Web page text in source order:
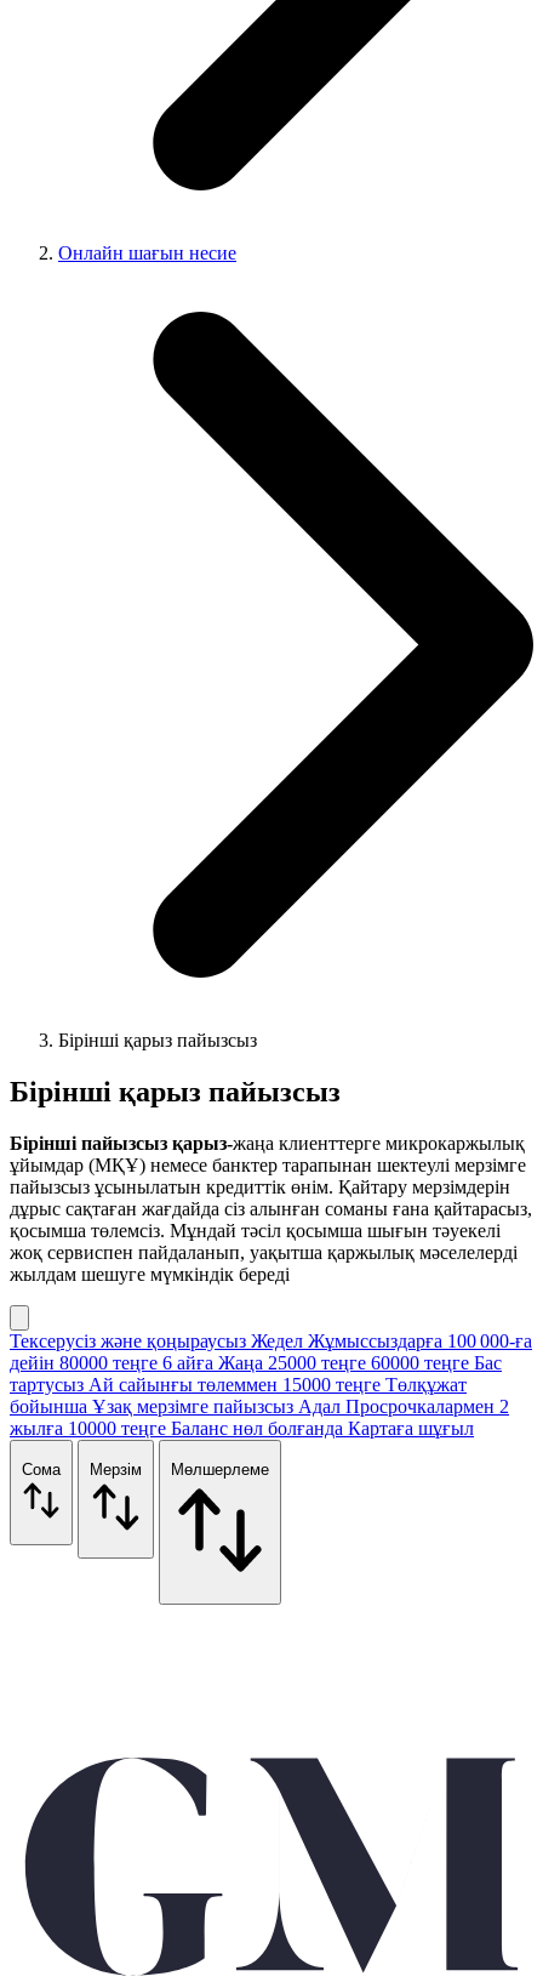
Онлайн шағын несие
Бірінші қарыз пайызсыз
Бірінші қарыз пайызсыз
Бірінші пайызсыз қарыз-жаңа клиенттерге микрокаржылық
ұйымдар (МҚҰ) немесе банктер тарапынан шектеулі мерзімге
пайызсыз ұсынылатын кредиттік өнім. Қайтару мерзімдерін
дұрыс сақтаған жағдайда сіз алынған соманы ғана қайтарасыз,
қосымша төлемсіз. Мұндай тәсіл қосымша шығын тәуекелі
жоқ сервиспен пайдаланып, уақытша қаржылық мәселелерді
жылдам шешуге мүмкіндік береді
Тексерусіз және қоңыраусыз Жедел Жұмыссыздарға 100 000‑ға
дейін 80000 теңге 6 айға Жаңа 25000 теңге 60000 теңге Бас
тартусыз Ай сайынғы төлеммен 15000 теңге Төлқұжат
бойынша Ұзақ мерзімге пайызсыз Адал Просрочкалармен 2
жылға 10000 теңге Баланс нөл болғанда Картаға шұғыл
Сома Мерзім Мөлшерлеме